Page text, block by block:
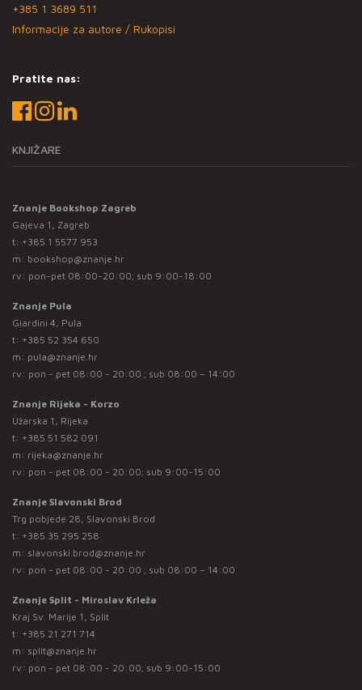
+385 1 3689 511
Informacije za autore / Rukopisi
Pratite nas:
KNJIŽARE
Znanje Bookshop Zagreb
Gajeva 1, Zagreb
t: +385 1 5577 953
m: bookshop@znanje.hr
rv: pon-pet 08:00-20:00; sub 9:00-18:00
Znanje Pula
Giardini 4, Pula
t: +385 52 354 650
m: pula@znanje.hr
rv: pon - pet 08:00 - 20:00 ; sub 08:00 – 14:00
Znanje Rijeka - Korzo
Užarska 1, Rijeka
t: +385 51 582 091
m: rijeka@znanje.hr
rv: pon - pet 08:00 - 20:00; sub 9:00-15:00
Znanje Slavonski Brod
Trg pobjede 28, Slavonski Brod
t: +385 35 295 258
m: slavonski.brod@znanje.hr
rv: pon - pet 08:00 - 20:00 ; sub 08:00 – 14:00
Znanje Split - Miroslav Krleža
Kraj Sv. Marije 1, Split
t: +385 21 271 714
m: split@znanje.hr
rv: pon - pet 08:00 - 20:00; sub 9:00-15:00